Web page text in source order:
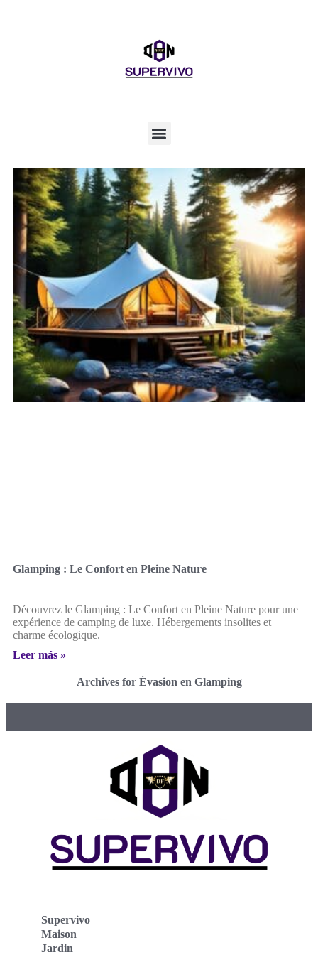
Glamping : Le Confort en Pleine Nature
Découvrez le Glamping : Le Confort en Pleine Nature pour une
expérience de camping de luxe. Hébergements insolites et
charme écologique.
Leer más »
Archives for Évasion en Glamping
Supervivo
Maison
Jardin